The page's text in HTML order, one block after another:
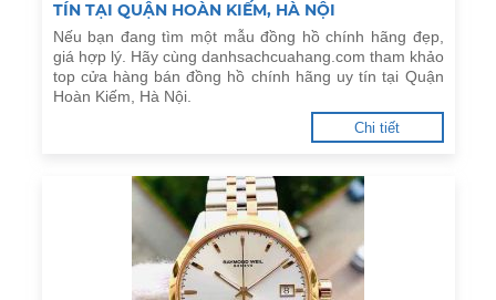
TÍN TẠI QUẬN HOÀN KIẾM, HÀ NỘI
Nếu bạn đang tìm một mẫu đồng hồ chính hãng đẹp,
giá hợp lý. Hãy cùng danhsachcuahang.com tham khảo
top cửa hàng bán đồng hồ chính hãng uy tín tại Quận
Hoàn Kiếm, Hà Nội.
Chi tiết